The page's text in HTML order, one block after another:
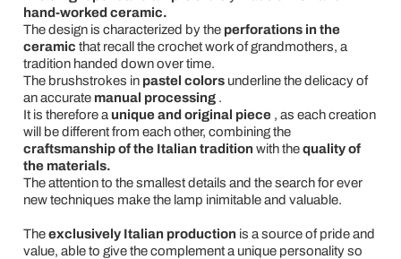
hand-worked ceramic.
The design is characterized by the perforations in the
ceramic that recall the crochet work of grandmothers, a
tradition handed down over time.
The brushstrokes in pastel colorsunderline the delicacy of
an accurate manual processing.
It is therefore a unique and original piece, as each creation
will be different from each other, combining the
craftsmanship of the Italian tradition with thequality of
the materials.
The attention to the smallest details and the search for ever
new techniques make the lamp inimitable and valuable.
Theexclusively Italian production is a source of pride and
value, able to give the complement a unique personality so